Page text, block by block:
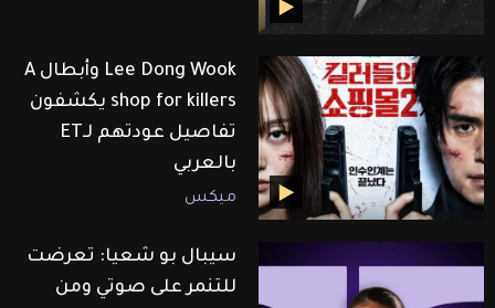
Lee Dong Wook وأبطال A
shop for killers يكشفون
تفاصيل عودتهم لـET
بالعربي
ميكس
سيبال بو شعيا: تعرضت
للتنمر على صوتي ومن